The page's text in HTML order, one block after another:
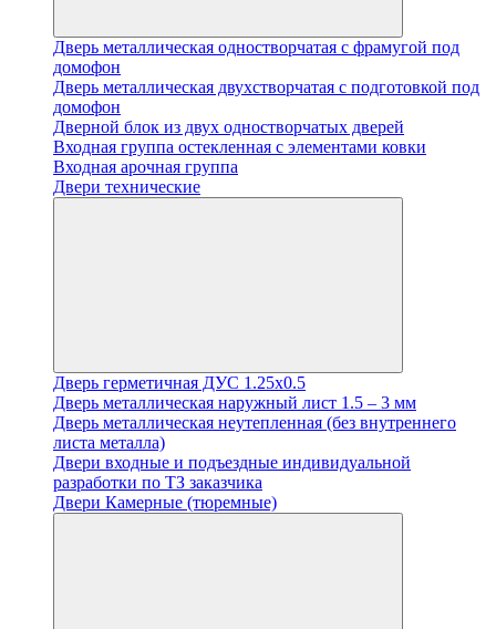
Дверь металлическая одностворчатая с фрамугой под
домофон
Дверь металлическая двухстворчатая с подготовкой под
домофон
Дверной блок из двух одностворчатых дверей
Входная группа остекленная с элементами ковки
Входная арочная группа
Двери технические
Дверь герметичная ДУС 1.25х0.5
Дверь металлическая наружный лист 1.5 – 3 мм
Дверь металлическая неутепленная (без внутреннего
листа металла)
Двери входные и подъездные индивидуальной
разработки по ТЗ заказчика
Двери Камерные (тюремные)